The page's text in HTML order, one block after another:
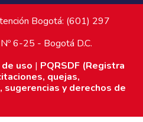
Bogotá: (601) 297
6-25 - Bogotá D.C.
uso | PQRSDF (Registra
quejas,
sugerencias y derechos de